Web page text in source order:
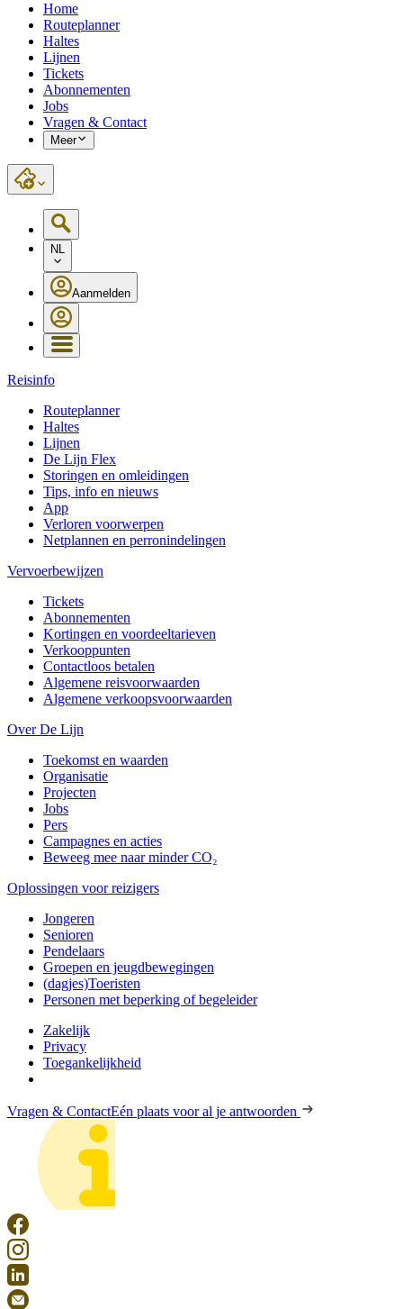
Home
Routeplanner
Haltes
Lijnen
Tickets
Abonnementen
Jobs
Vragen & Contact
Meer
NL
Aanmelden
Reisinfo
Routeplanner
Haltes
Lijnen
De Lijn Flex
Storingen en omleidingen
Tips, info en nieuws
App
Verloren voorwerpen
Netplannen en perronindelingen
Vervoerbewijzen
Tickets
Abonnementen
Kortingen en voordeeltarieven
Verkooppunten
Contactloos betalen
Algemene reisvoorwaarden
Algemene verkoopsvoorwaarden
Over De Lijn
Toekomst en waarden
Organisatie
Projecten
Jobs
Pers
Campagnes en acties
Beweeg mee naar minder CO₂
Oplossingen voor reizigers
Jongeren
Senioren
Pendelaars
Groepen en jeugdbewegingen
(dagjes)Toeristen
Personen met beperking of begeleider
Zakelijk
Privacy
Toegankelijkheid
Vragen & ContactEén plaats voor al je antwoorden